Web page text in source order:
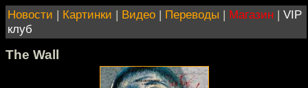
Новости | Картинки | Видео | Переводы | Магазин | VIP
клуб
The Wall